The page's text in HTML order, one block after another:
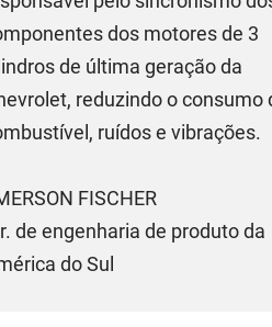
dos motores de 3
de última geração da
reduzindo o consumo
ruídos e vibrações.
FISCHER
de engenharia de produto da
do Sul